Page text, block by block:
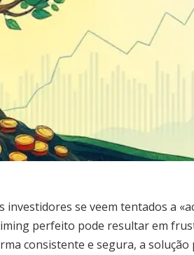
se veem tentados a
perfeito pode resultar em
consistente e segura, a solução